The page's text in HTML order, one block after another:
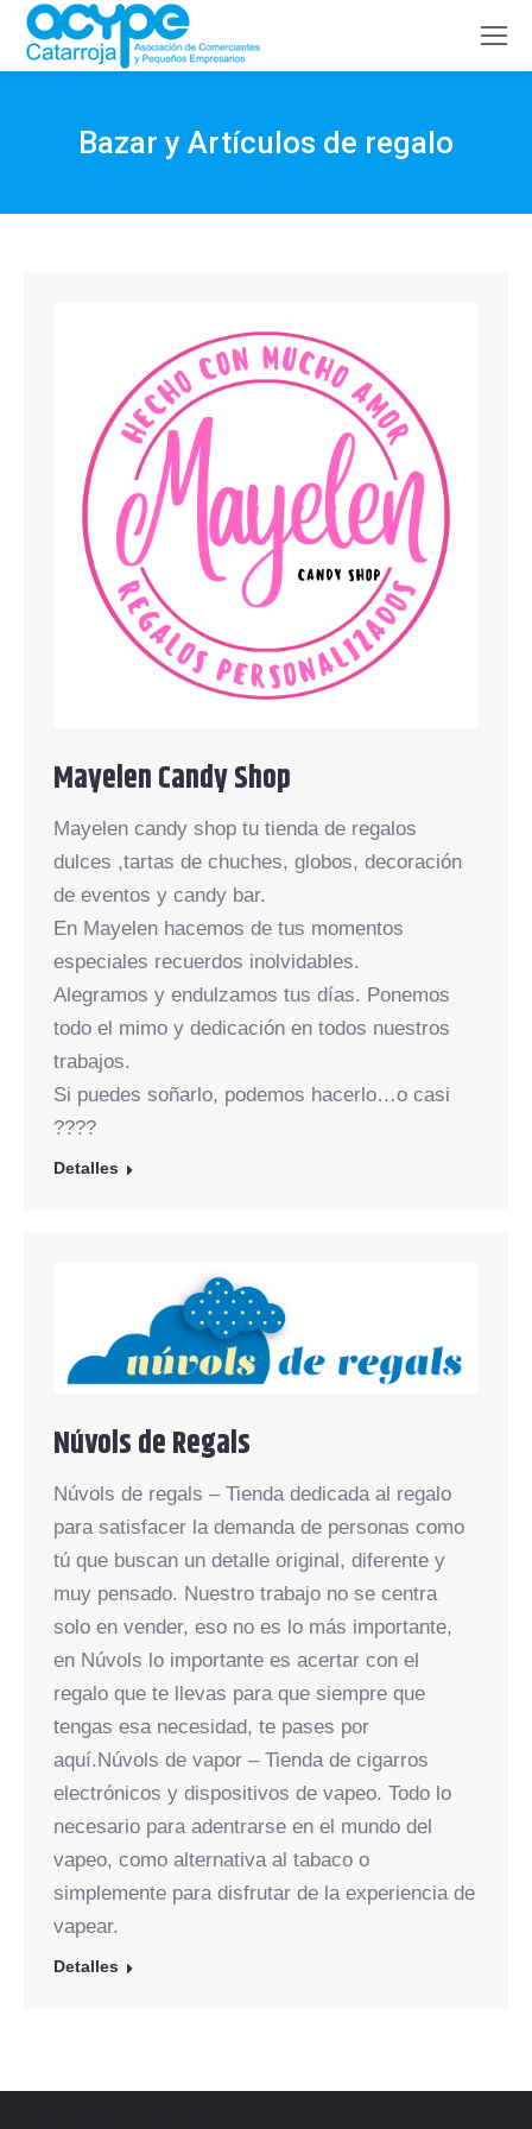
Buscar:
Bazar y Artículos de regalo
Mayelen Candy Shop
Mayelen candy shop tu tienda de regalos
dulces ,tartas de chuches, globos, decoración
de eventos y candy bar.
En Mayelen hacemos de tus momentos
especiales recuerdos inolvidables.
Alegramos y endulzamos tus días. Ponemos
todo el mimo y dedicación en todos nuestros
trabajos.
Si puedes soñarlo, podemos hacerlo…o casi
????
Detalles
Núvols de Regals
Núvols de regals – Tienda dedicada al regalo
para satisfacer la demanda de personas como
tú que buscan un detalle original, diferente y
muy pensado. Nuestro trabajo no se centra
solo en vender, eso no es lo más importante,
en Núvols lo importante es acertar con el
regalo que te llevas para que siempre que
tengas esa necesidad, te pases por
aquí.Núvols de vapor – Tienda de cigarros
electrónicos y dispositivos de vapeo. Todo lo
necesario para adentrarse en el mundo del
vapeo, como alternativa al tabaco o
simplemente para disfrutar de la experiencia de
vapear.
Detalles